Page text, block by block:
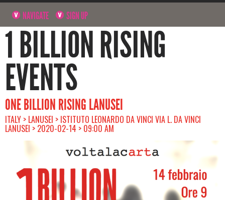
NAVIGATE SIGN UP
1 BILLION RISING
EVENTS
ONE BILLION RISING LANUSEI
ITALY > LANUSEI > ISTITUTO LEONARDO DA VINCI VIA L. DA VINCI
LANUSEI > 2020-02-14 > 09:00 AM